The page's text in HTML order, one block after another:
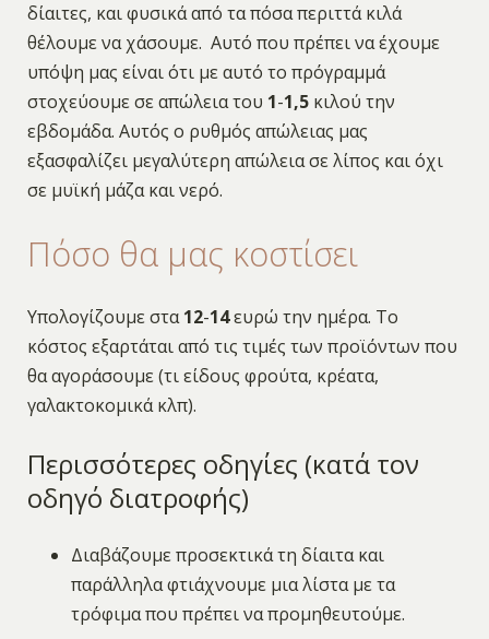
δίαιτες, και φυσικά από τα πόσα περιττά κιλά
θέλουμε να χάσουμε. Αυτό που πρέπει να έχουμε
υπόψη μας είναι ότι με αυτό το πρόγραμμά
στοχεύουμε σε απώλεια του 1-1,5κιλού την
εβδομάδα. Αυτός ο ρυθμός απώλειας μας
εξασφαλίζει μεγαλύτερη απώλεια σε λίπος και όχι
σε μυϊκή μάζα και νερό.
Πόσο θα μας κοστίσει
Υπολογίζουμε στα12-14ευρώ την ημέρα. Το
κόστος εξαρτάται από τις τιμές των προϊόντων που
θα αγοράσουμε (τι είδους φρούτα, κρέατα,
γαλακτοκομικά κλπ).
Περισσότερες οδηγίες (κατά τον
οδηγό διατροφής)
Διαβάζουμε προσεκτικά τη δίαιτα και
παράλληλα φτιάχνουμε μια λίστα με τα
τρόφιμα που πρέπει να προμηθευτούμε.